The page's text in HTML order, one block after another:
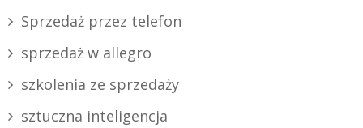
Sprzedaż przez telefon
sprzedaż w allegro
szkolenia ze sprzedaży
sztuczna inteligencja